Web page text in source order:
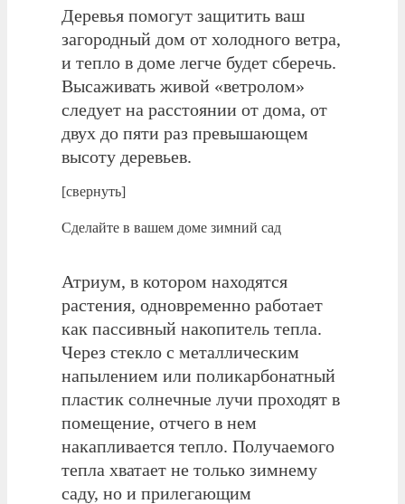
Деревья помогут защитить ваш
загородный дом от холодного ветра,
и тепло в доме легче будет сберечь.
Высаживать живой «ветролом»
следует на расстоянии от дома, от
двух до пяти раз превышающем
высоту деревьев.
[свернуть]
Сделайте в вашем доме зимний сад
Атриум, в котором находятся
растения, одновременно работает
как пассивный накопитель тепла.
Через стекло с металлическим
напылением или поликарбонатный
пластик солнечные лучи проходят в
помещение, отчего в нем
накапливается тепло. Получаемого
тепла хватает не только зимнему
саду, но и прилегающим